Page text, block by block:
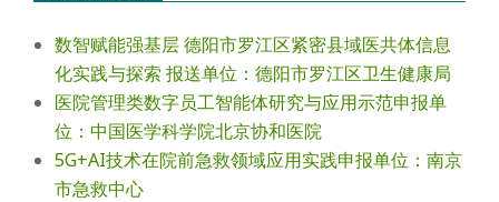
数智赋能强基层 德阳市罗江区紧密县域医共体信息
化实践与探索 报送单位：德阳市罗江区卫生健康局
医院管理类数字员工智能体研究与应用示范申报单
位：中国医学科学院北京协和医院
5G+AI技术在院前急救领域应用实践申报单位：南京
市急救中心